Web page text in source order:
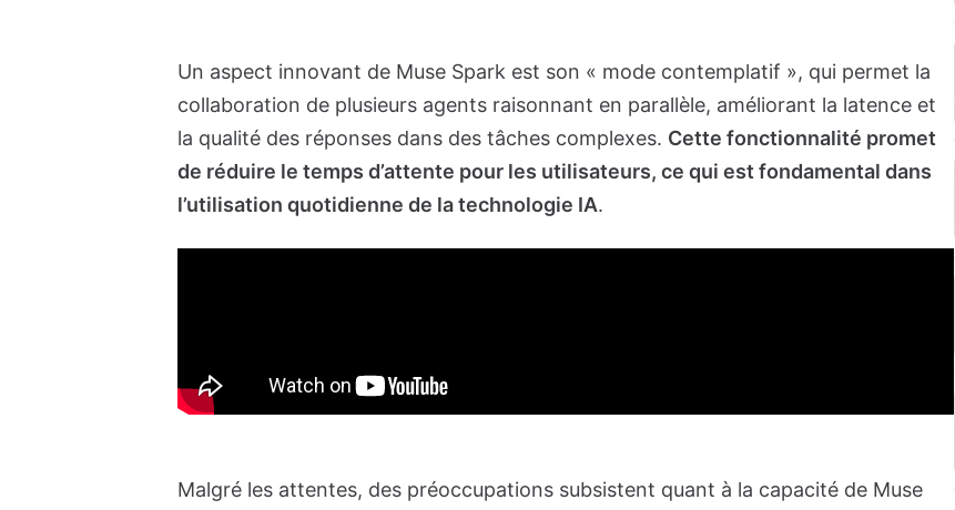
Un aspect innovant de Muse Spark est son « mode contemplatif », qui permet la
collaboration de plusieurs agents raisonnant en parallèle, améliorant la latence et
la qualité des réponses dans des tâches complexes. Cette fonctionnalité promet
de réduire le temps d’attente pour les utilisateurs, ce qui est fondamental dans
l’utilisation quotidienne de la technologie IA.
Malgré les attentes, des préoccupations subsistent quant à la capacité de Muse